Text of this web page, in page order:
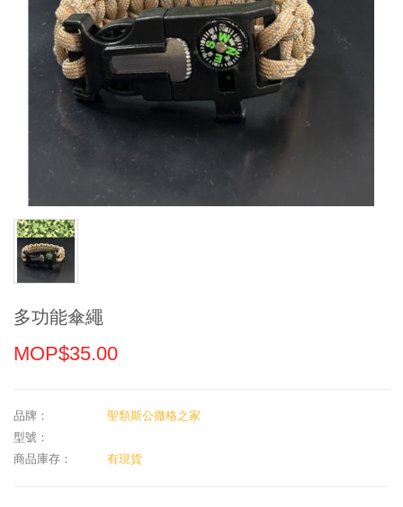
多功能傘繩
MOP$35.00
品牌：
聖類斯公撒格之家
型號：
商品庫存：
有現貨